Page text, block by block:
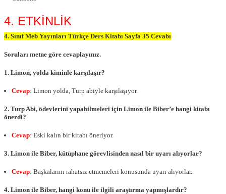
4. ETKİNLİK
4. Sınıf Meb Yayınları Türkçe Ders Kitabı Sayfa 35 Cevabı
Soruları metne göre cevaplayınız.
1. Limon, yolda kiminle karşılaşır?
Cevap: Limon yolda, Turp abiyle karşılaşıyor.
2. Turp Abi, ödevlerini yapabilmeleri için Limon ile Biber’e hangi kitabı
önerdi?
Cevap: Eski kalın bir kitabı öneriyor.
3. Limon ile Biber, kütüphane görevlisinden nasıl bir uyarı alıyorlar?
Cevap: Başkalarını rahatsız etmemeleri konusunda uyarı alıyorlar.
4. Limon ile Biber, hangi konu ile ilgili araştırma yapmışlardır?